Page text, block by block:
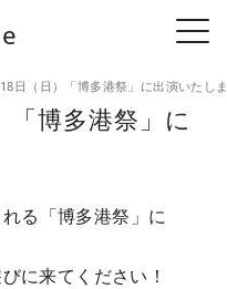
日（日）「博多港祭」に出演いたし
博多港祭」に
る「博多港祭」に
に来てください！